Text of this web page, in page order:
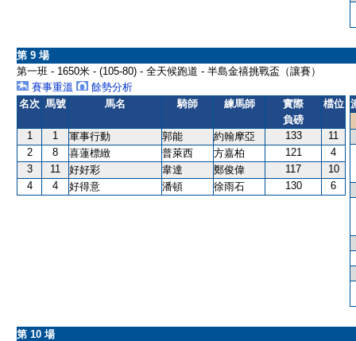
第 9 場
第一班 - 1650米 - (105-80) - 全天候跑道 - 半島金禧挑戰盃（讓賽）
賽事重溫
餘勢分析
名次 馬號 馬名 騎師 練馬師
實際
負磅
檔位
1 1 軍事行動 郭能 約翰摩亞 133
11
2
8 喜蓮標緻 普萊西 方嘉柏 121
4
3
11 好好彩 韋達 鄭俊偉 117
10
4
4 好得意 潘頓 徐雨石 130 6
第 10 場